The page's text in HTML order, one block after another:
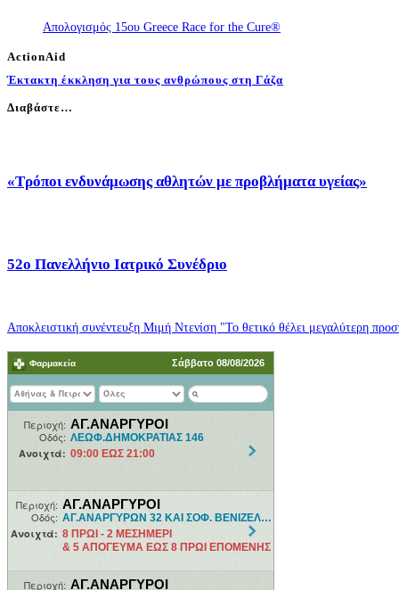
Απολογισμός 15ου Greece Race for the Cure®
ActionAid
Έκτακτη έκκληση για τους ανθρώπους στη Γάζα
Διαβάστε…
«Τρόποι ενδυνάμωσης αθλητών με προβλήματα υγείας»
52o Πανελλήνιο Ιατρικό Συνέδριο
Αποκλειστική συνέντευξη Μιμή Ντενίση "Το θετικό θέλει μεγαλύτερη